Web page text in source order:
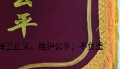
卫正义，维护公平；不负重